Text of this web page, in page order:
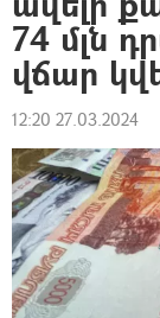
74 մլն
վճար
12:20 27.03.2024